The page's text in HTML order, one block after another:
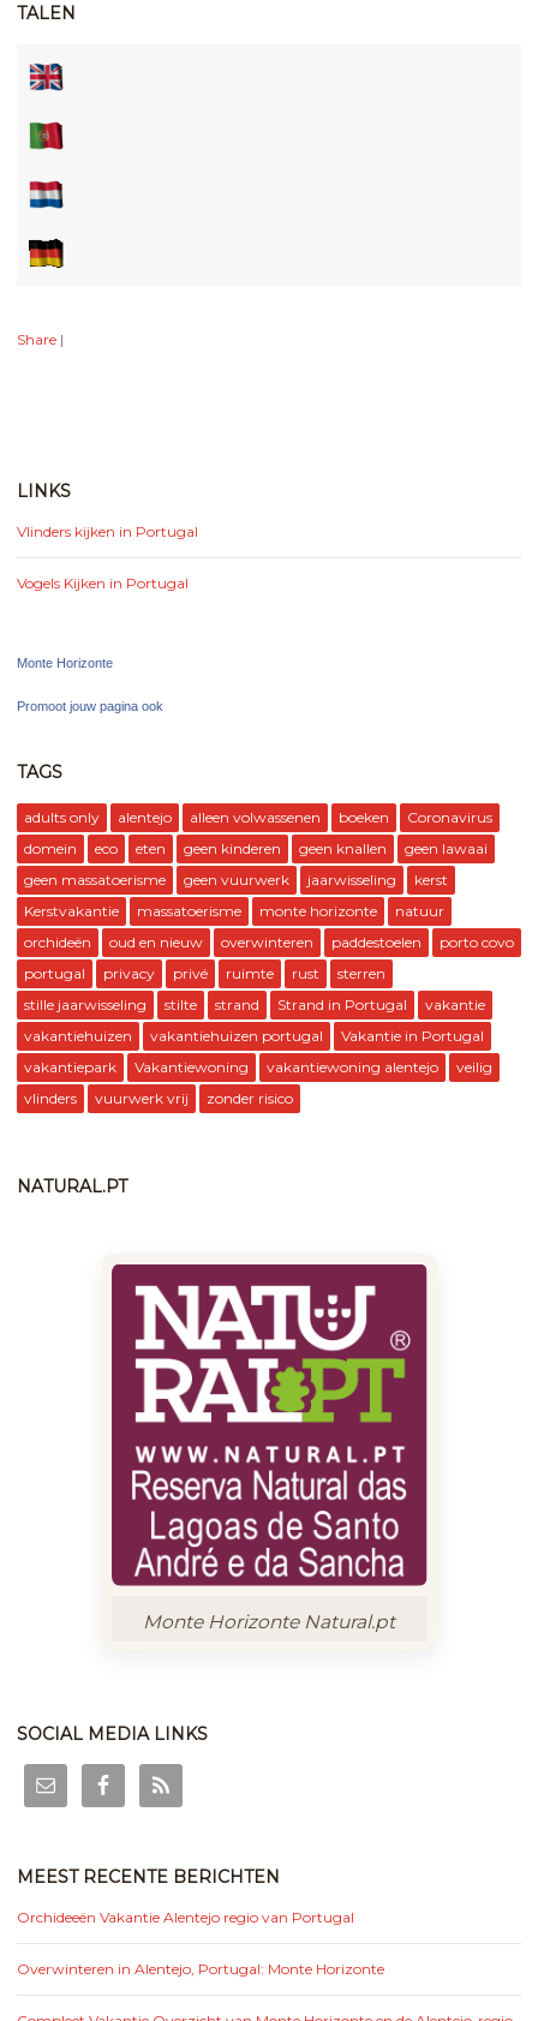
TALEN
Share |
LINKS
Vlinders kijken in Portugal
Vogels Kijken in Portugal
Monte Horizonte
Promoot jouw pagina ook
TAGS
adults only alentejo alleen volwassenen boeken
Coronavirus
domein
eco eten geen kinderen geen knallen
geen lawaai
geen massatoerisme
geen vuurwerk jaarwisseling
kerst
Kerstvakantie
massatoerisme monte horizonte
natuur
orchideën
oud en nieuw overwinteren paddestoelen
porto covo
portugal
privacy privé ruimte rust
sterren
stille jaarwisseling
stilte strand Strand in Portugal
vakantie
vakantiehuizen
vakantiehuizen portugal
Vakantie in Portugal
vakantiepark
Vakantiewoning vakantiewoning alentejo
veilig
vlinders
vuurwerk vrij zonder risico
NATURAL.PT
Monte Horizonte Natural.pt
SOCIAL MEDIA LINKS
MEEST RECENTE BERICHTEN
Orchideeën Vakantie Alentejo regio van Portugal
Overwinteren in Alentejo, Portugal: Monte Horizonte